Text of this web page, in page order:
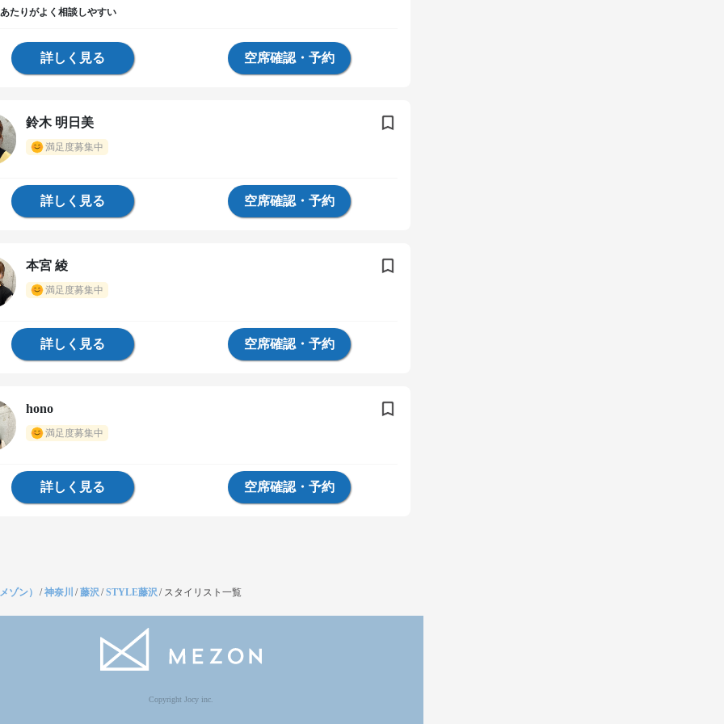
たりがよく相談しやすい
詳しく見る 空席確認・予約
鈴木 明日美
満足度募集中
詳しく見る 空席確認・予約
本宮 綾
満足度募集中
詳しく見る 空席確認・予約
hono
満足度募集中
詳しく見る 空席確認・予約
ゾン） /神奈川 /藤沢 /STYLE藤沢 / スタイリスト一覧
Copyright Jocy inc.